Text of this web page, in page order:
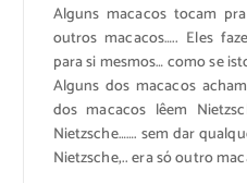
Alguns macacos tocam
outros macacos….. Eles
para si mesmos… como se
Alguns dos macacos
dos macacos lêem
Nietzsche……. sem dar
Nietzsche,.. era só outro